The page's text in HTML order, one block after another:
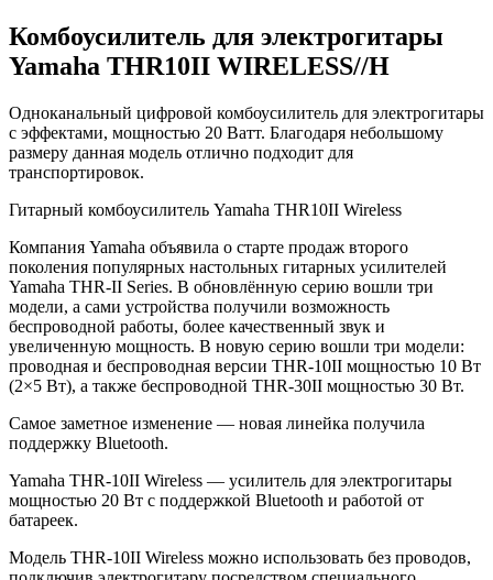
Комбоусилитель для электрогитары
Yamaha THR10II WIRELESS//H
Одноканальный цифровой комбоусилитель для электрогитары
с эффектами, мощностью 20 Ватт. Благодаря небольшому
размеру данная модель отлично подходит для
транспортировок.
Гитарный комбоусилитель Yamaha THR10II Wireless
Компания Yamaha объявила о старте продаж второго
поколения популярных настольных гитарных усилителей
Yamaha THR-II Series. В обновлённую серию вошли три
модели, а сами устройства получили возможность
беспроводной работы, более качественный звук и
увеличенную мощность. В новую серию вошли три модели:
проводная и беспроводная версии THR-10II мощностью 10 Вт
(2×5 Вт), а также беспроводной THR-30II мощностью 30 Вт.
Самое заметное изменение — новая линейка получила
поддержку Bluetooth.
Yamaha THR-10II Wireless — усилитель для электрогитары
мощностью 20 Вт с поддержкой Bluetooth и работой от
батареек.
Модель THR-10II Wireless можно использовать без проводов,